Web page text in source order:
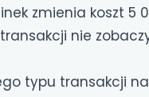
zmienia koszt 5
nie
typu transakcji